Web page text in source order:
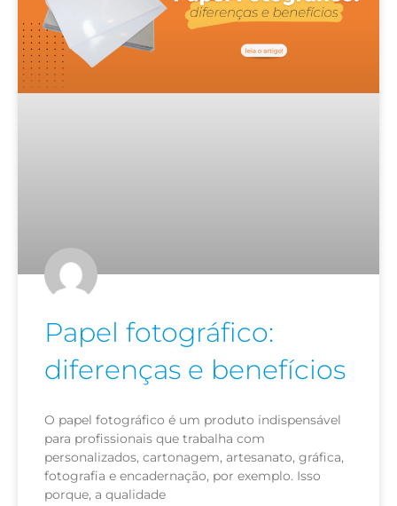
Papel fotográfico:
diferenças e benefícios
O papel fotográfico é um produto indispensável
para profissionais que trabalha com
personalizados, cartonagem, artesanato, gráfica,
fotografia e encadernação, por exemplo. Isso
porque, a qualidade